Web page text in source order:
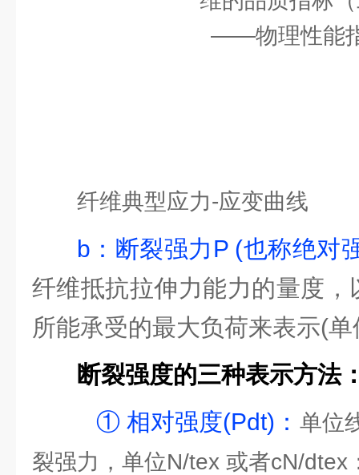
纤维典型应力-应变曲线
b：断裂强力P (也称绝对
纤维抵抗拉伸力能力的量度
所能承受的最大负荷来表示(
断裂强度的三种表示方法
① 相对强度(Pdt)： 单位
裂强力，单位N/tex 或者cN/dtex